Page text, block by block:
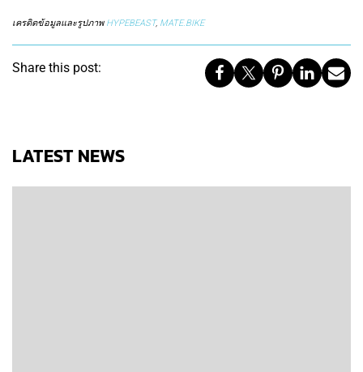
เครดิตข้อมูลและรูปภาพ HYPEBEAST, MATE.BIKE
Share this post:
LATEST NEWS